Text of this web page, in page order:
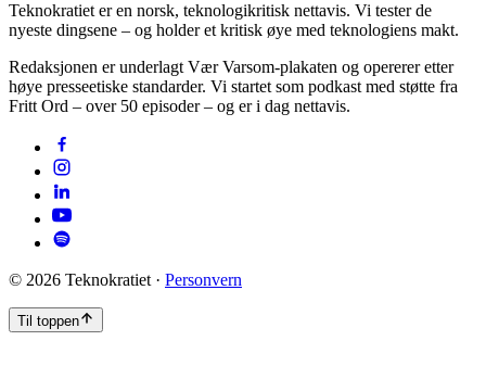
Teknokratiet er en norsk, teknologikritisk nettavis. Vi tester de
nyeste dingsene – og holder et kritisk øye med teknologiens makt.
Redaksjonen er underlagt Vær Varsom-plakaten og opererer etter
høye presseetiske standarder. Vi startet som podkast med støtte fra
Fritt Ord – over 50 episoder – og er i dag nettavis.
© 2026 Teknokratiet · Personvern
Til toppen